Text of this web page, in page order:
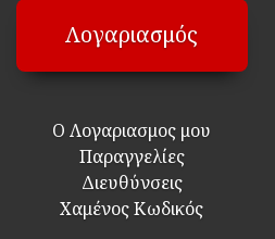
Λογαριασμός
Ο Λογαριασμος μου
Παραγγελίες
Διευθύνσεις
Χαμένος Κωδικός